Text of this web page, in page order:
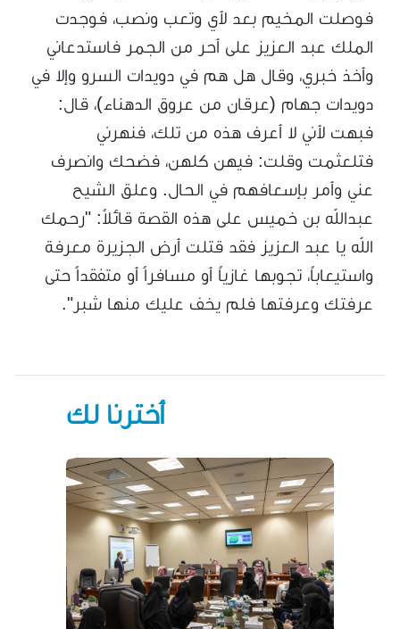
أخترنا لك
فوصلت المخيم بعد لأي وتعب ونصب، فوجدت
الملك عبد العزيز على أحر من الجمر فاستدعاني
وأخذ خبري، وقال هل هم في دويدات السرو وإلا في
دويدات جهام (عرقان من عروق الدهناء)، قال:
فبهت لأني لا أعرف هذه من تلك، فنهرني
فتلعثمت وقلت: فيهن كلهن، فضحك وانصرف
عني وأمر بإسعافهم في الحال. وعلق الشيح
عبدالله بن خميس على هذه القصة قائلاً: "رحمك
الله يا عبد العزيز فقد قتلت أرض الجزيرة معرفة
واستيعاباً، تجوبها غازياً أو مسافراً أو متفقداً حتى
عرفتك وعرفتها فلم يخف عليك منها شبر".